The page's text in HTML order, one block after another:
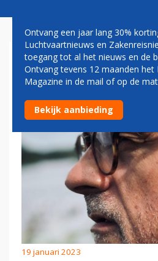
WALTER
PASSAGIERS
19 januari 2023
Ontvang een jaar lang 30%
Luchtvaartnieuws en
toegang tot al het nieuws en de
Ontvang tevens 12 maanden het
Magazine in de mail of op de
Bekijk aanbieding